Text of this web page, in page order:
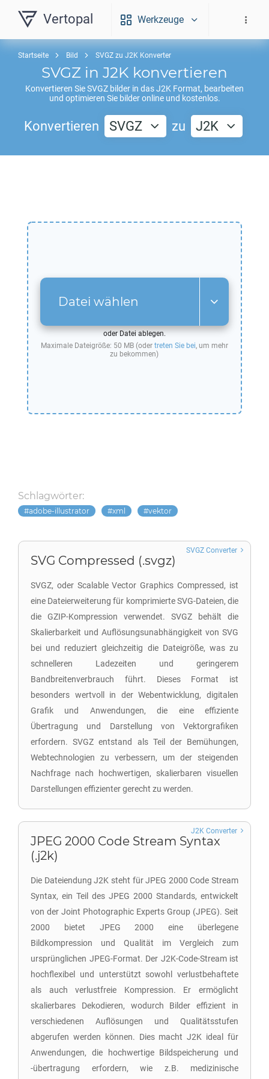
Vertopal Werkzeuge
Startseite Bild SVGZ zu J2K Konverter
SVGZ in J2K konvertieren
Konvertieren SieSVGZ bilder in dasJ2K Format, bearbeiten
und optimieren Sie bilder online und kostenlos.
Konvertieren SVGZ zu J2K
Datei wählen
oder Datei ablegen.
Maximale Dateigröße: 50 MB (oder treten Sie bei, um mehr
zu bekommen)
Schlagwörter:
adobe-illustrator xml vektor
SVG Compressed (.svgz)
SVGZ, oder Scalable Vector Graphics Compressed, ist
eine Dateierweiterung für komprimierte SVG-Dateien, die
die GZIP-Kompression verwendet. SVGZ behält die
Skalierbarkeit und Auflösungsunabhängigkeit von SVG
bei und reduziert gleichzeitig die Dateigröße, was zu
schnelleren Ladezeiten und geringerem
Bandbreitenverbrauch führt. Dieses Format ist
besonders wertvoll in der Webentwicklung, digitalen
Grafik und Anwendungen, die eine effiziente
Übertragung und Darstellung von Vektorgrafiken
erfordern. SVGZ entstand als Teil der Bemühungen,
Webtechnologien zu verbessern, um der steigenden
Nachfrage nach hochwertigen, skalierbaren visuellen
Darstellungen effizienter gerecht zu werden.
SVGZ Converter
JPEG 2000 Code Stream Syntax
(.j2k)
Die Dateiendung J2K steht für JPEG 2000 Code Stream
Syntax, ein Teil des JPEG 2000 Standards, entwickelt
von der Joint Photographic Experts Group (JPEG). Seit
2000 bietet JPEG 2000 eine überlegene
Bildkompression und Qualität im Vergleich zum
ursprünglichen JPEG-Format. Der J2K-Code-Stream ist
hochflexibel und unterstützt sowohl verlustbehaftete
als auch verlustfreie Kompression. Er ermöglicht
skalierbares Dekodieren, wodurch Bilder effizient in
verschiedenen Auflösungen und Qualitätsstufen
abgerufen werden können. Dies macht J2K ideal für
Anwendungen, die hochwertige Bildspeicherung und
-übertragung erfordern, wie z.B. medizinische
J2K Converter